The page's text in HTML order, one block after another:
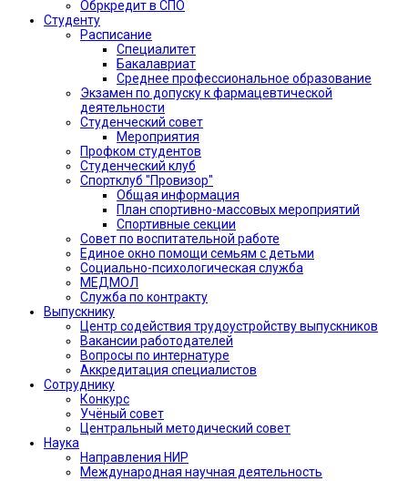
Обркредит в СПО
Студенту
Расписание
Специалитет
Бакалавриат
Среднее профессиональное образование
Экзамен по допуску к фармацевтической
деятельности
Студенческий совет
Мероприятия
Профком студентов
Студенческий клуб
Спортклуб "Провизор"
Общая информация
План спортивно-массовых мероприятий
Спортивные секции
Совет по воспитательной работе
Единое окно помощи семьям с детьми
Социально-психологическая служба
МЕДМОЛ
Служба по контракту
Выпускнику
Центр содействия трудоустройству выпускников
Вакансии работодателей
Вопросы по интернатуре
Аккредитация специалистов
Сотруднику
Конкурс
Учёный совет
Центральный методический совет
Наука
Направления НИР
Международная научная деятельность